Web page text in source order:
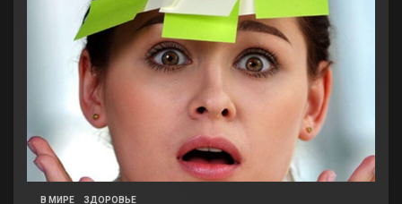
В МИРЕ ЗДОРОВЬЕ